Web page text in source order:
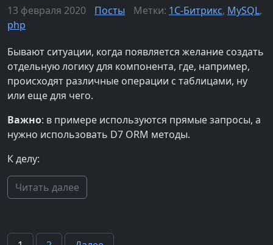
13 февраля 2020 Посты Метки: 1С-Битрикс, MySQL,
php
Бывают ситуации, когда появляется желание создать
отдельную логику для компонента, где, например,
происходят различные операции с таблицами, ну
или еще для чего.
Важно: в примере используются прямые запросы, а
нужно использовать D7 ORM методы.
К делу:
Читать далее